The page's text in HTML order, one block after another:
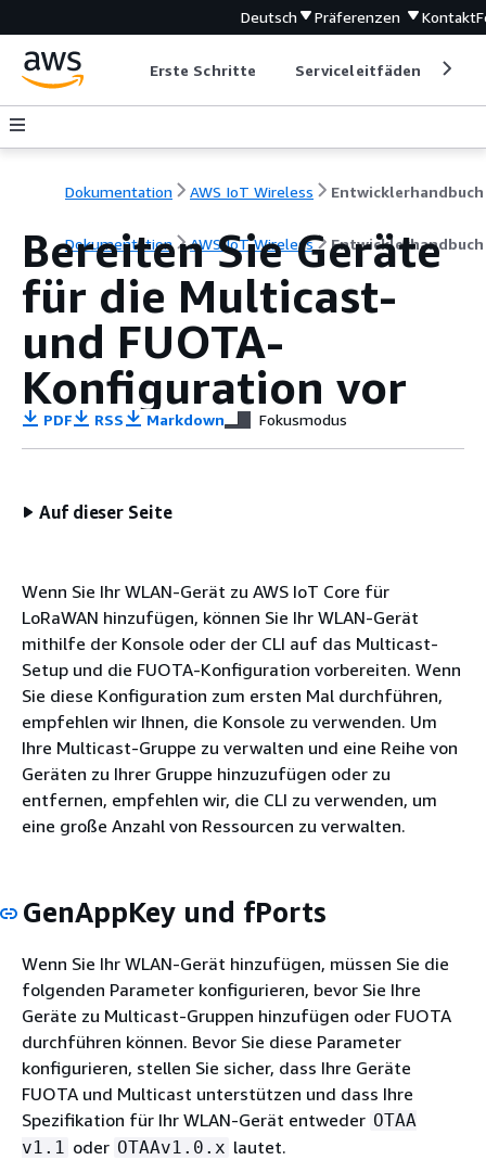
Deutsch Präferenzen Kontakt
Erste Schritte Serviceleitfäden
Dokumentation AWS IoT Wireless Entwicklerhandbuch
Dokumentation AWS IoT Wireless Entwicklerhandbuch
Bereiten Sie Geräte
für die Multicast-
und FUOTA-
Konfiguration vor
PDF RSS Markdown Fokusmodus
Auf dieser Seite
Wenn Sie Ihr WLAN-Gerät zu AWS IoT Core für
LoRaWAN hinzufügen, können Sie Ihr WLAN-Gerät
mithilfe der Konsole oder der CLI auf das Multicast-
Setup und die FUOTA-Konfiguration vorbereiten. Wenn
Sie diese Konfiguration zum ersten Mal durchführen,
empfehlen wir Ihnen, die Konsole zu verwenden. Um
Ihre Multicast-Gruppe zu verwalten und eine Reihe von
Geräten zu Ihrer Gruppe hinzuzufügen oder zu
entfernen, empfehlen wir, die CLI zu verwenden, um
eine große Anzahl von Ressourcen zu verwalten.
GenAppKey und fPorts
Wenn Sie Ihr WLAN-Gerät hinzufügen, müssen Sie die
folgenden Parameter konfigurieren, bevor Sie Ihre
Geräte zu Multicast-Gruppen hinzufügen oder FUOTA
durchführen können. Bevor Sie diese Parameter
konfigurieren, stellen Sie sicher, dass Ihre Geräte
FUOTA und Multicast unterstützen und dass Ihre
Spezifikation für Ihr WLAN-Gerät entweder OTAA
v1.1 oder OTAAv1.0.x lautet.